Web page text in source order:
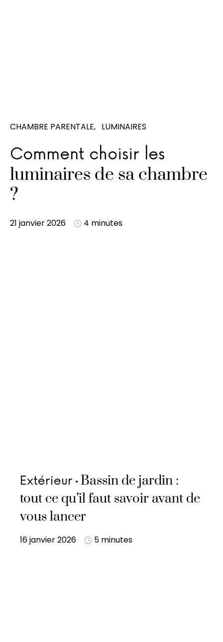
CHAMBRE PARENTALE LUMINAIRES
Comment choisir les
luminaires de sa chambre
?
21 janvier 2026 4 minutes
Extérieur
Bassin de jardin :
tout ce qu’il faut savoir avant de
vous lancer
16 janvier 2026 5 minutes